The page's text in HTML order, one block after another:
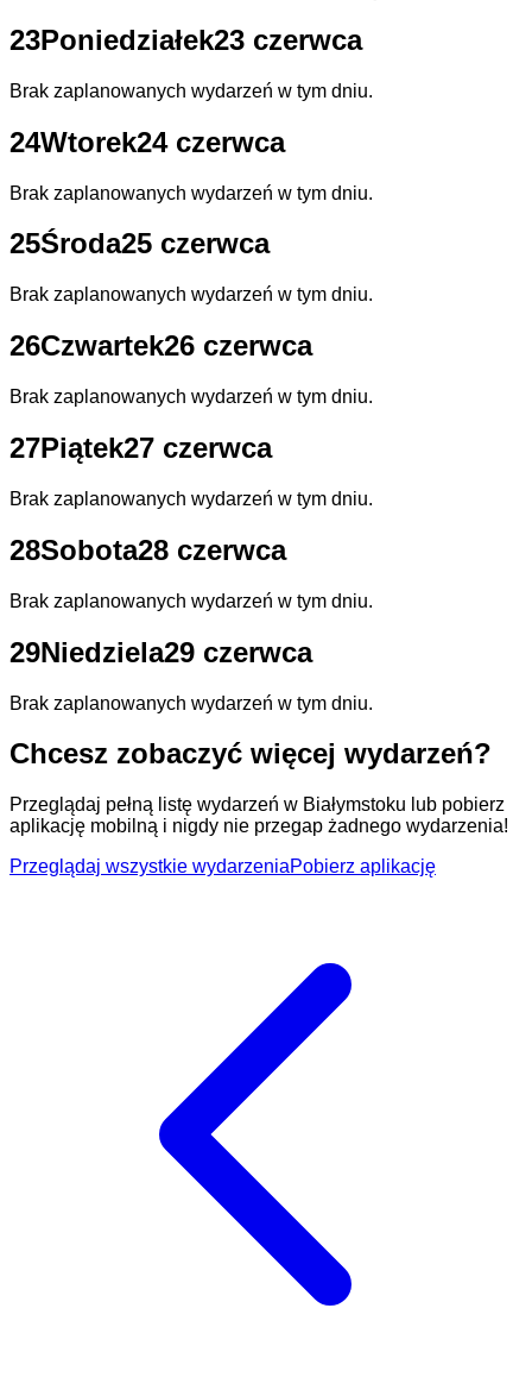
23Poniedziałek23 czerwca
Brak zaplanowanych wydarzeń w tym dniu.
24Wtorek24 czerwca
Brak zaplanowanych wydarzeń w tym dniu.
25Środa25 czerwca
Brak zaplanowanych wydarzeń w tym dniu.
26Czwartek26 czerwca
Brak zaplanowanych wydarzeń w tym dniu.
27Piątek27 czerwca
Brak zaplanowanych wydarzeń w tym dniu.
28Sobota28 czerwca
Brak zaplanowanych wydarzeń w tym dniu.
29Niedziela29 czerwca
Brak zaplanowanych wydarzeń w tym dniu.
Chcesz zobaczyć więcej wydarzeń?
Przeglądaj pełną listę wydarzeń w Białymstoku lub pobierz
aplikację mobilną i nigdy nie przegap żadnego wydarzenia!
Przeglądaj wszystkie wydarzeniaPobierz aplikację